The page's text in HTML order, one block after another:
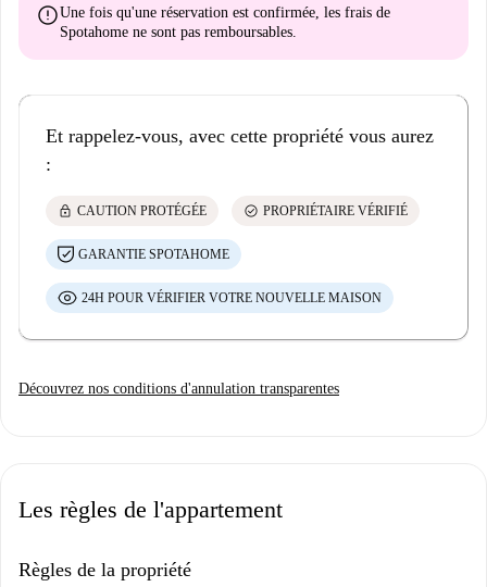
errorUne fois qu'une réservation est confirmée, les frais de
Spotahome ne sont pas remboursables.
Et rappelez-vous, avec cette propriété vous aurez
:
lock CAUTION PROTÉGÉE check_circle PROPRIÉTAIRE VÉRIFIÉ
GARANTIE SPOTAHOME
24H POUR VÉRIFIER VOTRE NOUVELLE MAISON
Découvrez nos conditions d'annulation transparentes
Les règles de l'appartement
Règles de la propriété